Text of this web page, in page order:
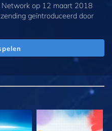
Network op 12 maart 2018
geïntroduceerd door